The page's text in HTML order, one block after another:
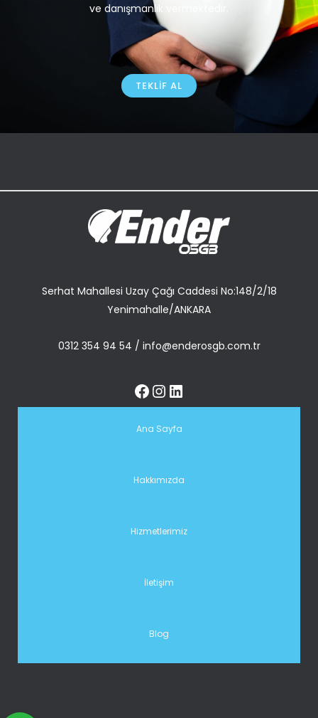
ve danışmanlık vermektedir.
TEKLIF AL
Serhat Mahallesi Uzay Çağı Caddesi No:148/2/18
Yenimahalle/ANKARA
0312 354 94 54 / info@enderosgb.com.tr
Ana Sayfa
Hakkımızda
Hizmetlerimiz
İletişim
Blog